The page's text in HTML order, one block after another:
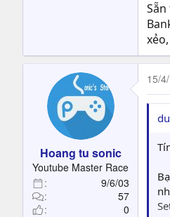
Hoang tu sonic
Youtube Master Race
9/6/03
57
0
15/